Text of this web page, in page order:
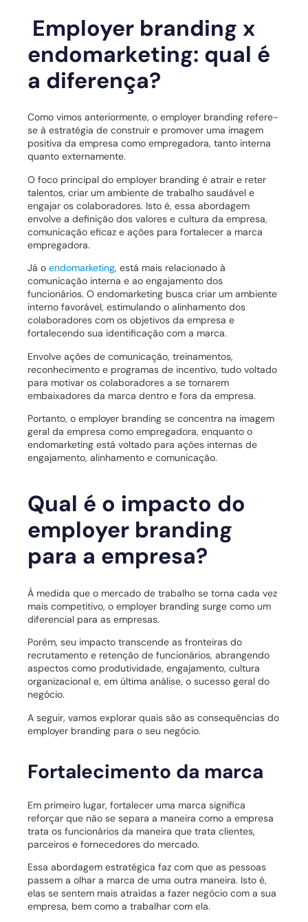
Employer branding x
endomarketing: qual é
a diferença?
Como vimos anteriormente, o employer branding refere-
se à estratégia de construir e promover uma imagem
positiva da empresa como empregadora, tanto interna
quanto externamente.
O foco principal do employer branding é atrair e reter
talentos, criar um ambiente de trabalho saudável e
engajar os colaboradores. Isto é, essa abordagem
envolve a definição dos valores e cultura da empresa,
comunicação eficaz e ações para fortalecer a marca
empregadora.
Já o endomarketing, está mais relacionado à
comunicação interna e ao engajamento dos
funcionários. O endomarketing busca criar um ambiente
interno favorável, estimulando o alinhamento dos
colaboradores com os objetivos da empresa e
fortalecendo sua identificação com a marca.
Envolve ações de comunicação, treinamentos,
reconhecimento e programas de incentivo, tudo voltado
para motivar os colaboradores a se tornarem
embaixadores da marca dentro e fora da empresa.
Portanto, o employer branding se concentra na imagem
geral da empresa como empregadora, enquanto o
endomarketing está voltado para ações internas de
engajamento, alinhamento e comunicação.
Qual é o impacto do
employer branding
para a empresa?
À medida que o mercado de trabalho se torna cada vez
mais competitivo, o employer branding surge como um
diferencial para as empresas.
Porém, seu impacto transcende as fronteiras do
recrutamento e retenção de funcionários, abrangendo
aspectos como produtividade, engajamento, cultura
organizacional e, em última análise, o sucesso geral do
negócio.
A seguir, vamos explorar quais são as consequências do
employer branding para o seu negócio.
Fortalecimento da marca
Em primeiro lugar, fortalecer uma marca significa
reforçar que não se separa a maneira como a empresa
trata os funcionários da maneira que trata clientes,
parceiros e fornecedores do mercado.
Essa abordagem estratégica faz com que as pessoas
passem a olhar a marca de uma outra maneira. Isto é,
elas se sentem mais atraídas a fazer negócio com a sua
empresa, bem como a trabalhar com ela.